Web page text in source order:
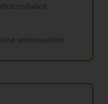
seirearuanded